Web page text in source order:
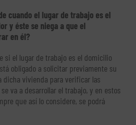
cuando el lugar de trabajo es el
y éste se niega a que el
en él?
si el lugar de trabajo es el domicilio
obligado a solicitar previamente su
dicha vivienda para verificar las
va a desarrollar el trabajo, y en estos
que así lo considere, se podrá